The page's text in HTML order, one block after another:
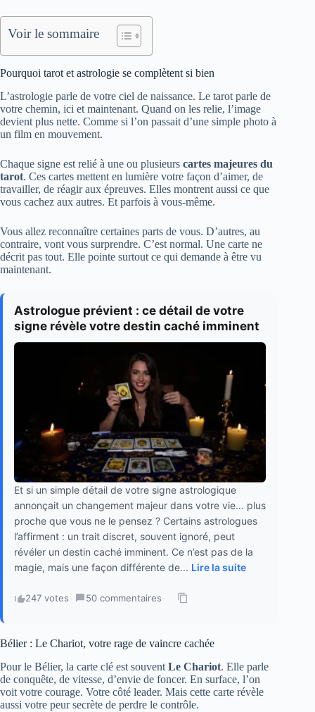
Voir le sommaire
Pourquoi tarot et astrologie se complètent si bien
L’astrologie parle de votre ciel de naissance. Le tarot parle de
votre chemin, ici et maintenant. Quand on les relie, l’image
devient plus nette. Comme si l’on passait d’une simple photo à
un film en mouvement.
Chaque signe est relié à une ou plusieurs cartes majeures du
tarot. Ces cartes mettent en lumière votre façon d’aimer, de
travailler, de réagir aux épreuves. Elles montrent aussi ce que
vous cachez aux autres. Et parfois à vous-même.
Vous allez reconnaître certaines parts de vous. D’autres, au
contraire, vont vous surprendre. C’est normal. Une carte ne
décrit pas tout. Elle pointe surtout ce qui demande à être vu
maintenant.
Astrologue prévient : ce détail de votre
signe révèle votre destin caché imminent
Et si un simple détail de votre signe astrologique
annonçait un changement majeur dans votre vie… plus
proche que vous ne le pensez ? Certains astrologues
l’affirment : un trait discret, souvent ignoré, peut
révéler un destin caché imminent. Ce n’est pas de la
magie, mais une façon différente de... Lire la suite
247 votes · 50 commentaires ·
Bélier : Le Chariot, votre rage de vaincre cachée
Pour le Bélier, la carte clé est souvent Le Chariot. Elle parle
de conquête, de vitesse, d’envie de foncer. En surface, l’on
voit votre courage. Votre côté leader. Mais cette carte révèle
aussi votre peur secrète de perdre le contrôle.